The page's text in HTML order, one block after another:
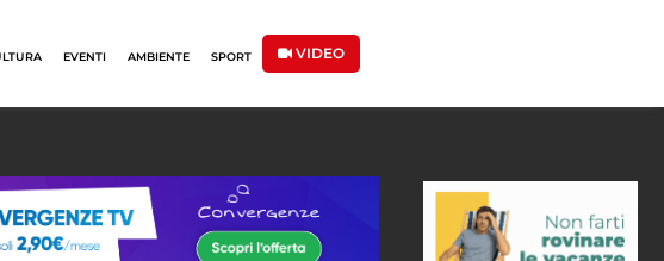
EVENTI AMBIENTE SPORT VIDEO